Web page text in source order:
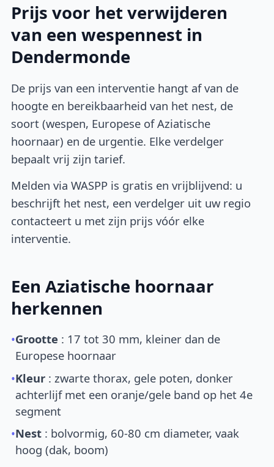
Prijs voor het verwijderen
van een wespennest in
Dendermonde
De prijs van een interventie hangt af van de
hoogte en bereikbaarheid van het nest, de
soort (wespen, Europese of Aziatische
hoornaar) en de urgentie. Elke verdelger
bepaalt vrij zijn tarief.
Melden via WASPP is gratis en vrijblijvend: u
beschrijft het nest, een verdelger uit uw regio
contacteert u met zijn prijs vóór elke
interventie.
Een Aziatische hoornaar
herkennen
•Grootte : 17 tot 30 mm, kleiner dan de
Europese hoornaar
•Kleur : zwarte thorax, gele poten, donker
achterlijf met een oranje/gele band op het 4e
segment
•Nest : bolvormig, 60-80 cm diameter, vaak
hoog (dak, boom)